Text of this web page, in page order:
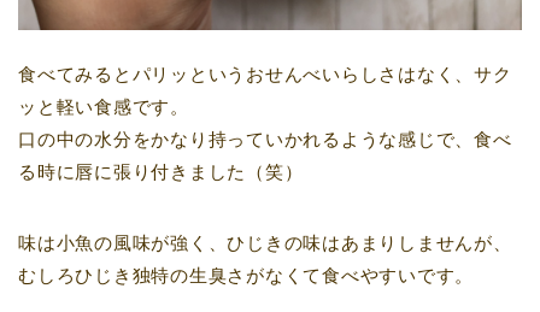
食べてみるとパリッというおせんべいらしさはなく、サク
ッと軽い食感です。
口の中の水分をかなり持っていかれるような感じで、食べ
る時に唇に張り付きました（笑）
味は小魚の風味が強く、ひじきの味はあまりしませんが、
むしろひじき独特の生臭さがなくて食べやすいです。